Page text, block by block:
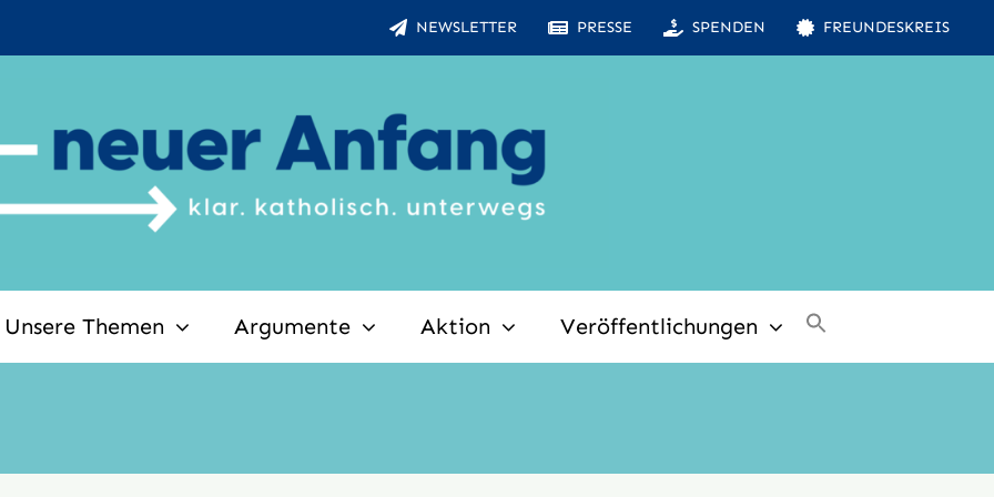
NEWSLETTER PRESSE SPENDEN FREUNDESKREIS
Unsere Themen Argumente Aktion Veröffentlichungen